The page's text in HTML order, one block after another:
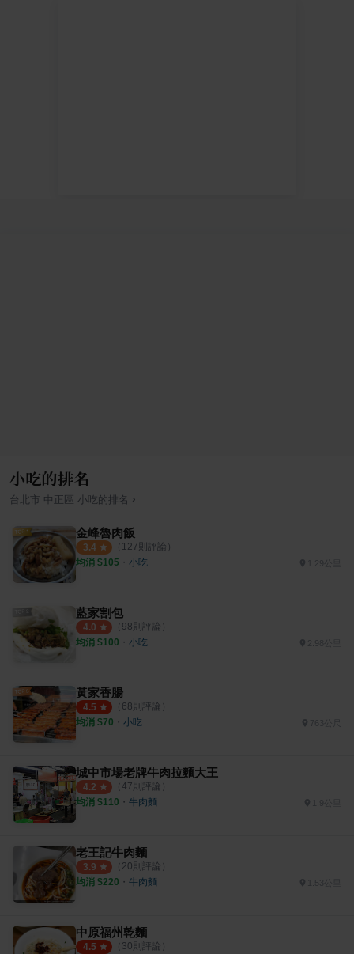
小吃的排名
台北市 中正區 小吃 的排名 ›
金峰魯肉飯
3.4 （ 127則評論）
均消 $105 ・ 小吃
藍家割包
4.0 （ 98則評論）
均消 $100 ・ 小吃
黃家香腸
4.5 （ 68則評論）
均消 $70 ・ 小吃
城中市場老牌牛肉拉麵大王
4.2 （ 47則評論）
均消 $110 ・ 牛肉麵
老王記牛肉麵
3.9 （ 20則評論）
均消 $220 ・ 牛肉麵 1.53公里
中原福州乾麵
4.5 （ 30則評論）